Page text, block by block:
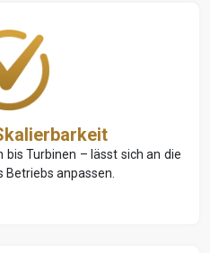
Turbinen – lässt sich an die
Betriebs anpassen.